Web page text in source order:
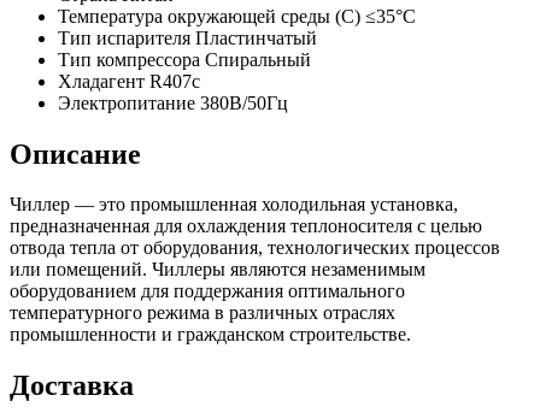
Температура окружающей среды (С) ≤35°C
Тип испарителя Пластинчатый
Тип компрессора Спиральный
Хладагент R407c
Электропитание 380В/50Гц
Описание
Чиллер — это промышленная холодильная установка,
предназначенная для охлаждения теплоносителя с целью
отвода тепла от оборудования, технологических процессов
или помещений. Чиллеры являются незаменимым
оборудованием для поддержания оптимального
температурного режима в различных отраслях
промышленности и гражданском строительстве.
Доставка